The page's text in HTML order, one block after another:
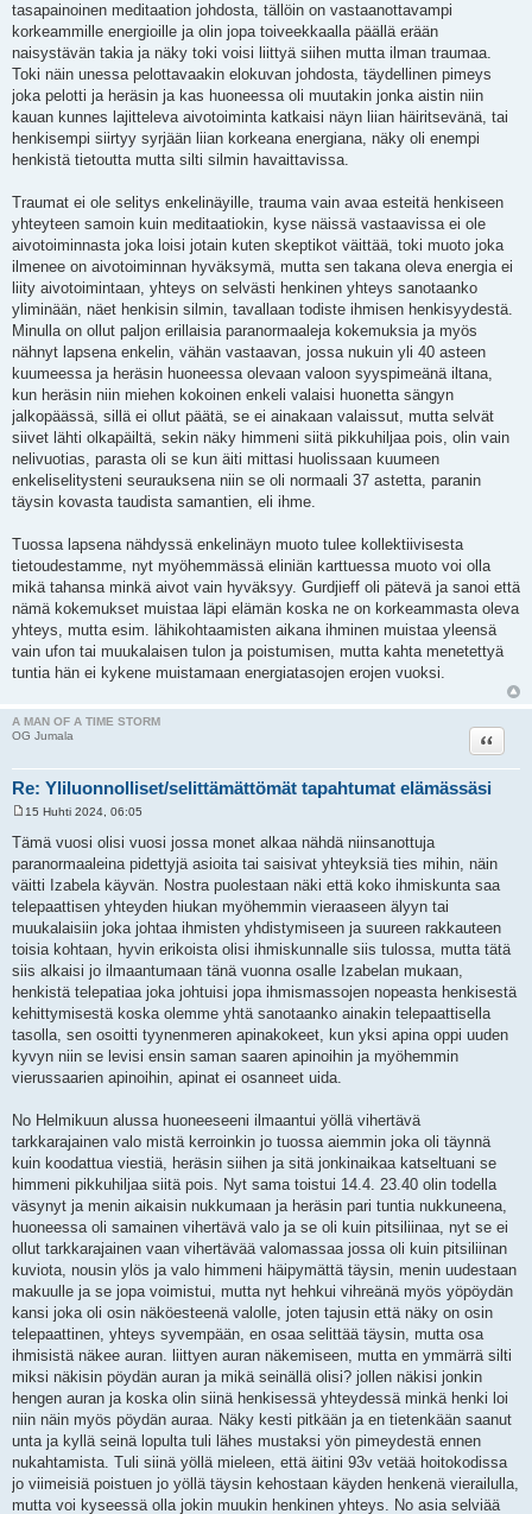
tasapainoinen meditaation johdosta, tällöin on vastaanottavampi
korkeammille energioille ja olin jopa toiveekkaalla päällä erään
naisystävän takia ja näky toki voisi liittyä siihen mutta ilman traumaa.
Toki näin unessa pelottavaakin elokuvan johdosta, täydellinen pimeys
joka pelotti ja heräsin ja kas huoneessa oli muutakin jonka aistin niin
kauan kunnes lajitteleva aivotoiminta katkaisi näyn liian häiritsevänä, tai
henkisempi siirtyy syrjään liian korkeana energiana, näky oli enempi
henkistä tietoutta mutta silti silmin havaittavissa.
Traumat ei ole selitys enkelinäyille, trauma vain avaa esteitä henkiseen
yhteyteen samoin kuin meditaatiokin, kyse näissä vastaavissa ei ole
aivotoiminnasta joka loisi jotain kuten skeptikot väittää, toki muoto joka
ilmenee on aivotoiminnan hyväksymä, mutta sen takana oleva energia ei
liity aivotoimintaan, yhteys on selvästi henkinen yhteys sanotaanko
yliminään, näet henkisin silmin, tavallaan todiste ihmisen henkisyydestä.
Minulla on ollut paljon erillaisia paranormaaleja kokemuksia ja myös
nähnyt lapsena enkelin, vähän vastaavan, jossa nukuin yli 40 asteen
kuumeessa ja heräsin huoneessa olevaan valoon syyspimeänä iltana,
kun heräsin niin miehen kokoinen enkeli valaisi huonetta sängyn
jalkopäässä, sillä ei ollut päätä, se ei ainakaan valaissut, mutta selvät
siivet lähti olkapäiltä, sekin näky himmeni siitä pikkuhiljaa pois, olin vain
nelivuotias, parasta oli se kun äiti mittasi huolissaan kuumeen
enkeliselitysteni seurauksena niin se oli normaali 37 astetta, paranin
täysin kovasta taudista samantien, eli ihme.
Tuossa lapsena nähdyssä enkelinäyn muoto tulee kollektiivisesta
tietoudestamme, nyt myöhemmässä eliniän karttuessa muoto voi olla
mikä tahansa minkä aivot vain hyväksyy. Gurdjieff oli pätevä ja sanoi että
nämä kokemukset muistaa läpi elämän koska ne on korkeammasta oleva
yhteys, mutta esim. lähikohtaamisten aikana ihminen muistaa yleensä
vain ufon tai muukalaisen tulon ja poistumisen, mutta kahta menetettyä
tuntia hän ei kykene muistamaan energiatasojen erojen vuoksi.
A MAN OF A TIME STORM
OG Jumala
Re: Yliluonnolliset/selittämättömät tapahtumat elämässäsi
Lainaa
i
e
s
t
i
15 Huhti 2024, 06:05
Tämä vuosi olisi vuosi jossa monet alkaa nähdä niinsanottuja
paranormaaleina pidettyjä asioita tai saisivat yhteyksiä ties mihin, näin
väitti Izabela käyvän. Nostra puolestaan näki että koko ihmiskunta saa
telepaattisen yhteyden hiukan myöhemmin vieraaseen älyyn tai
muukalaisiin joka johtaa ihmisten yhdistymiseen ja suureen rakkauteen
toisia kohtaan, hyvin erikoista olisi ihmiskunnalle siis tulossa, mutta tätä
siis alkaisi jo ilmaantumaan tänä vuonna osalle Izabelan mukaan,
henkistä telepatiaa joka johtuisi jopa ihmismassojen nopeasta henkisestä
kehittymisestä koska olemme yhtä sanotaanko ainakin telepaattisella
tasolla, sen osoitti tyynenmeren apinakokeet, kun yksi apina oppi uuden
kyvyn niin se levisi ensin saman saaren apinoihin ja myöhemmin
vierussaarien apinoihin, apinat ei osanneet uida.
No Helmikuun alussa huoneeseeni ilmaantui yöllä vihertävä
tarkkarajainen valo mistä kerroinkin jo tuossa aiemmin joka oli täynnä
kuin koodattua viestiä, heräsin siihen ja sitä jonkinaikaa katseltuani se
himmeni pikkuhiljaa siitä pois. Nyt sama toistui 14.4. 23.40 olin todella
väsynyt ja menin aikaisin nukkumaan ja heräsin pari tuntia nukkuneena,
huoneessa oli samainen vihertävä valo ja se oli kuin pitsiliinaa, nyt se ei
ollut tarkkarajainen vaan vihertävää valomassaa jossa oli kuin pitsiliinan
kuviota, nousin ylös ja valo himmeni häipymättä täysin, menin uudestaan
makuulle ja se jopa voimistui, mutta nyt hehkui vihreänä myös yöpöydän
kansi joka oli osin näköesteenä valolle, joten tajusin että näky on osin
telepaattinen, yhteys syvempään, en osaa selittää täysin, mutta osa
ihmisistä näkee auran. liittyen auran näkemiseen, mutta en ymmärrä silti
miksi näkisin pöydän auran ja mikä seinällä olisi? jollen näkisi jonkin
hengen auran ja koska olin siinä henkisessä yhteydessä minkä henki loi
niin näin myös pöydän auraa. Näky kesti pitkään ja en tietenkään saanut
unta ja kyllä seinä lopulta tuli lähes mustaksi yön pimeydestä ennen
nukahtamista. Tuli siinä yöllä mieleen, että äitini 93v vetää hoitokodissa
jo viimeisiä poistuen jo yöllä täysin kehostaan käyden henkenä vierailulla,
mutta voi kyseessä olla jokin muukin henkinen yhteys. No asia selviää